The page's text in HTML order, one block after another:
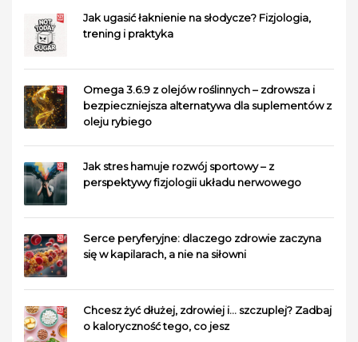
Jak ugasić łaknienie na słodycze? Fizjologia,
trening i praktyka
Omega 3.6.9 z olejów roślinnych – zdrowsza i
bezpieczniejsza alternatywa dla suplementów z
oleju rybiego
Jak stres hamuje rozwój sportowy – z
perspektywy fizjologii układu nerwowego
Serce peryferyjne: dlaczego zdrowie zaczyna
się w kapilarach, a nie na siłowni
Chcesz żyć dłużej, zdrowiej i… szczuplej? Zadbaj
o kaloryczność tego, co jesz